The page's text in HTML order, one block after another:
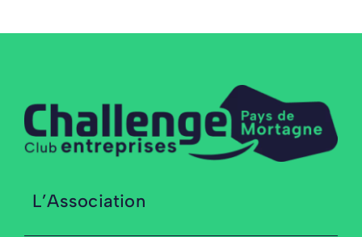
L’Association